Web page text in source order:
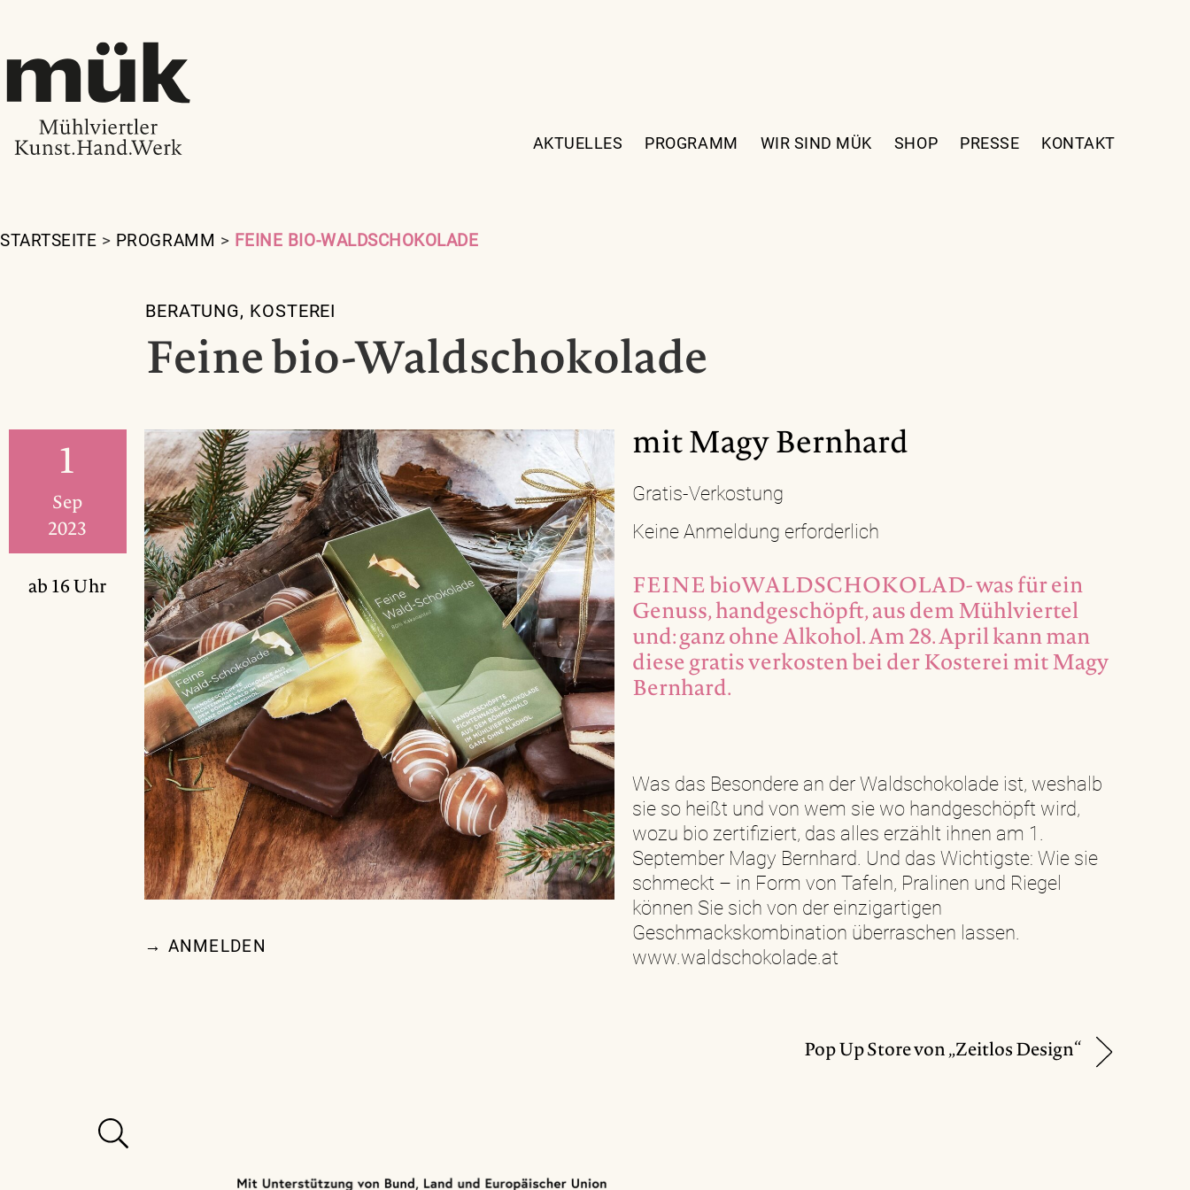
AKTUELLES PROGRAMM WIR SIND MÜK SHOP PRESSE KONTAKT
STARTSEITE > PROGRAMM > FEINE BIO-WALDSCHOKOLADE
BERATUNG, KOSTEREI
Feine bio-Waldschokolade
1
Sep
2023
ab 16 Uhr
→ ANMELDEN
mit Magy Bernhard
Gratis-Verkostung
Keine Anmeldung erforderlich
FEINE bioWALDSCHOKOLAD- was für ein
Genuss, handgeschöpft, aus dem Mühlviertel
und: ganz ohne Alkohol. Am 28. April kann man
diese gratis verkosten bei der Kosterei mit Magy
Bernhard.
Was das Besondere an der Waldschokolade ist, weshalb
sie so heißt und von wem sie wo handgeschöpft wird,
wozu bio zertifiziert, das alles erzählt ihnen am 1.
September Magy Bernhard. Und das Wichtigste: Wie sie
schmeckt – in Form von Tafeln, Pralinen und Riegel
können Sie sich von der einzigartigen
Geschmackskombination überraschen lassen.
www.waldschokolade.at
Pop Up Store von „Zeitlos Design“